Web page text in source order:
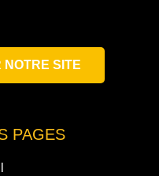
NOTRE SITE
PAGES